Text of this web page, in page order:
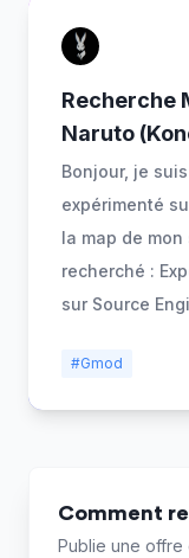
Recherche
Naruto
Bonjour, je
expérimenté
la map de mon
recherché :
sur Source
#Gmod
Comment
Publie une